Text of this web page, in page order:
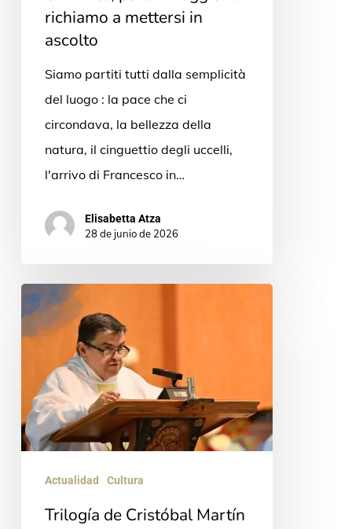
richiamo a mettersi in
ascolto
Siamo partiti tutti dalla semplicità
del luogo : la pace che ci
circondava, la bellezza della
natura, il cinguettio degli uccelli,
l'arrivo di Francesco in…
Elisabetta Atza
28 de junio de 2026
Trilogía
de
Martín
Flores,
ganador
del
Certamen
Actualidad Cultura
Trilogía de Cristóbal Martín